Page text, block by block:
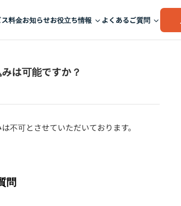
料金お知らせお役立ち情報 よくあるご質問
は可能ですか？
不可とさせていただいております。
問